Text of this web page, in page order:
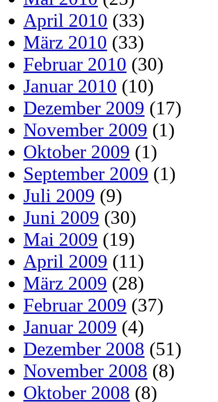
April 2010 (33)
März 2010 (33)
Februar 2010 (30)
Januar 2010 (10)
Dezember 2009 (17)
November 2009 (1)
Oktober 2009 (1)
September 2009 (1)
Juli 2009 (9)
Juni 2009 (30)
Mai 2009 (19)
April 2009 (11)
März 2009 (28)
Februar 2009 (37)
Januar 2009 (4)
Dezember 2008 (51)
November 2008 (8)
Oktober 2008 (8)